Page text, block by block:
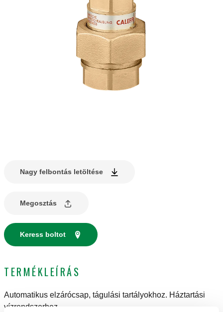
Nagy felbontás letöltése
Megosztás
Keress boltot
TERMÉKLEÍRÁS
Automatikus elzárócsap, tágulási tartályokhoz. Háztartási
vízrendszerhez.